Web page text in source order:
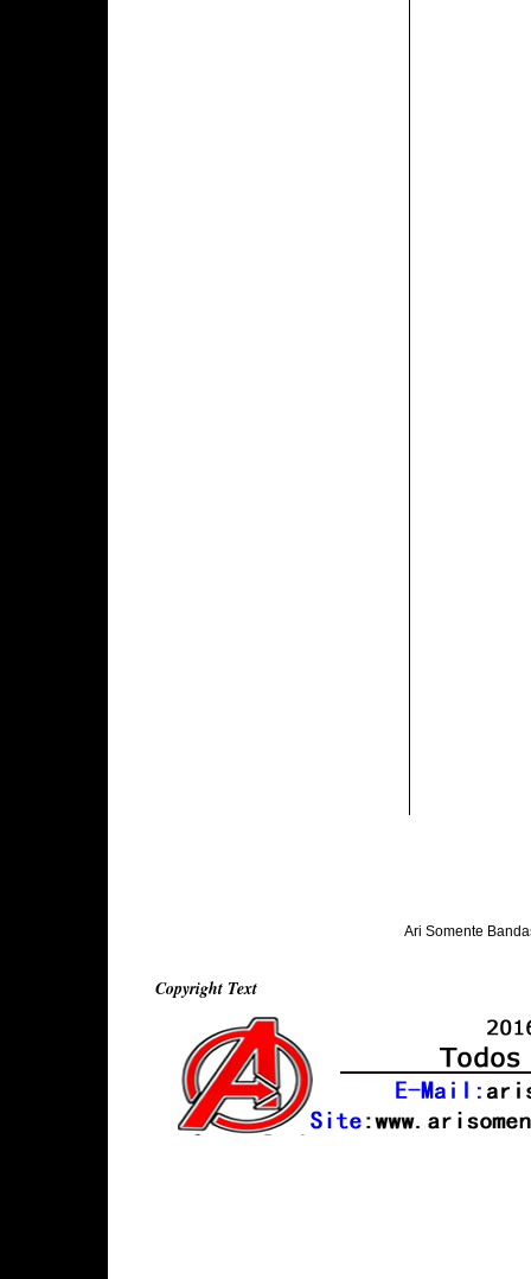
Ari Somente
Copyright Text